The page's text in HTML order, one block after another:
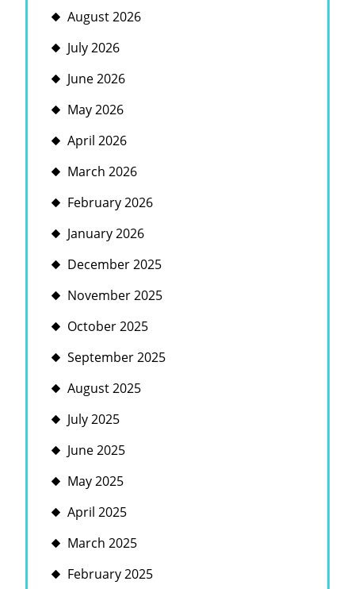
August 2026
July 2026
June 2026
May 2026
April 2026
March 2026
February 2026
January 2026
December 2025
November 2025
October 2025
September 2025
August 2025
July 2025
June 2025
May 2025
April 2025
March 2025
February 2025